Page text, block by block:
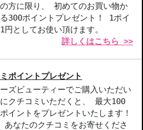
佐川急便もしくは日本郵便で発送
指定はできません。
ておりません。
弊社以外の物流センター社名が記
合計金額が16666円以上の場合、
ます。予めご了承ください。
合や配送用箱の関係で荷物を分割
予めご了承ください。また、明細
梱されますが手数料等の変更はご
方に限り、 初めてのお買い物か
300ポイントプレゼント！ 1ポイ
円としてお使い頂けます。
詳しくはこちら >>
ポイントプレゼント
ズビューティーでご購入いただい
クチコミいただくと、 最大100
イントをプレゼントいたします！
あなたのクチコミをお寄せくださ